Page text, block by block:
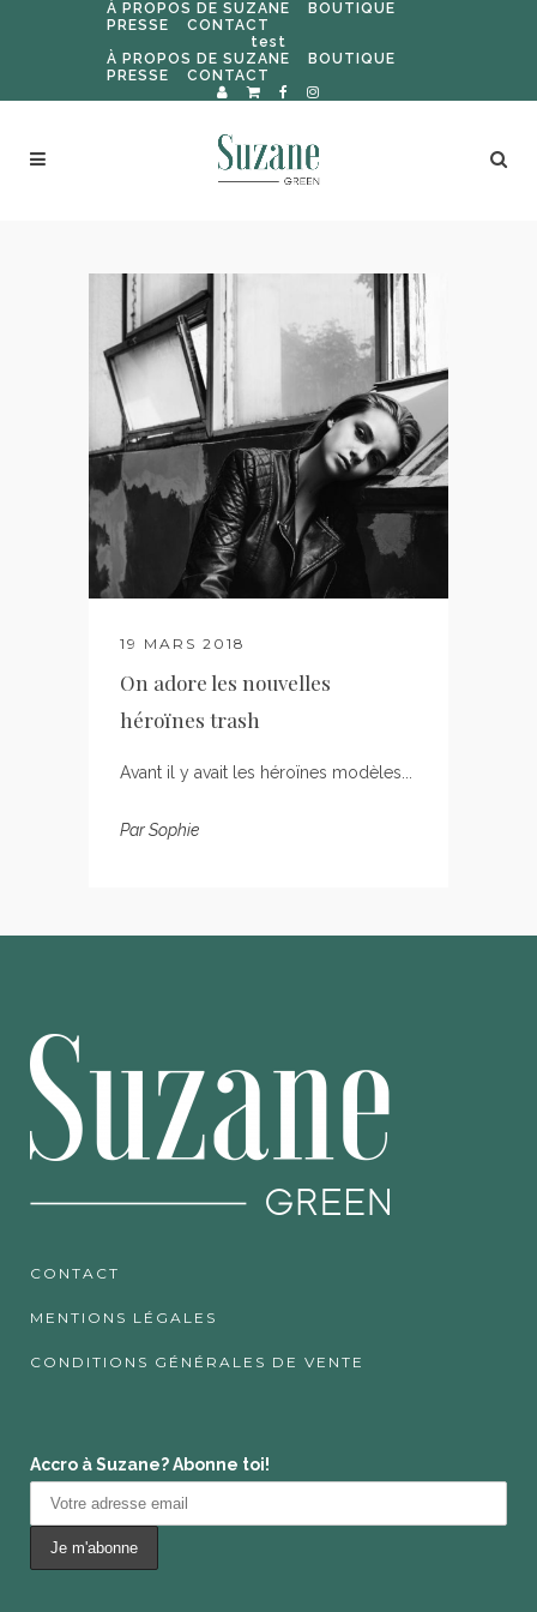
À PROPOS DE SUZANE
BOUTIQUE
PRESSE
CONTACT
test
À PROPOS DE SUZANE
BOUTIQUE
PRESSE
CONTACT
19 MARS 2018
On adore les nouvelles
héroïnes trash
Avant il y avait les héroïnes modèles...
ParSophie
CONTACT
MENTIONS LÉGALES
CONDITIONS GÉNÉRALES DE VENTE
Accro à Suzane? Abonne toi!